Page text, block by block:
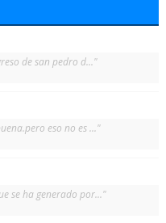
de san pedro d..."
eso no es ..."
se ha generado por..."